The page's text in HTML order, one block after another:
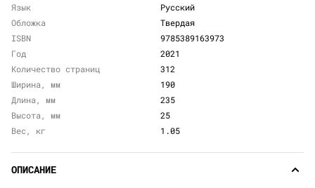
Язык
Русский
Обложка
Твердая
ISBN
9785389163973
Год
2021
Количество страниц
312
Ширина, мм
190
Длина, мм
235
Высота, мм
25
Вес, кг
1.05
ОПИСАНИЕ